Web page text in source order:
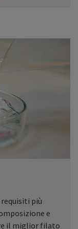
più
e
il miglior filato